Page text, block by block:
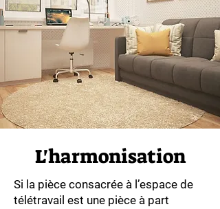
L'harmonisation
Si la pièce consacrée à l’espace de
télétravail est une pièce à part